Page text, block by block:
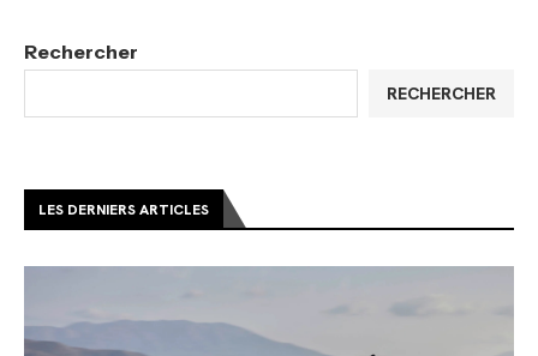
Rechercher
RECHERCHER
LES DERNIERS ARTICLES